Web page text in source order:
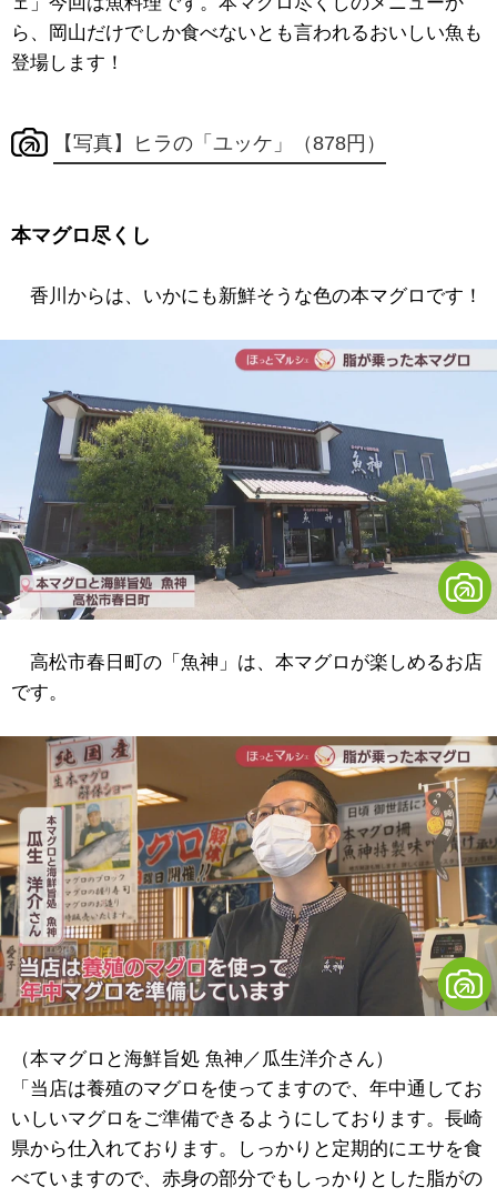
ら、岡山だけでしか食べないとも言われるおいしい魚も
登場します！
【写真】ヒラの「ユッケ」（878円）
本マグロ尽くし
香川からは、いかにも新鮮そうな色の本マグロです！
高松市春日町の「魚神」は、本マグロが楽しめるお店
です。
（本マグロと海鮮旨処 魚神／瓜生洋介さん）
「当店は養殖のマグロを使ってますので、年中通してお
いしいマグロをご準備できるようにしております。長崎
県から仕入れております。しっかりと定期的にエサを食
べていますので、赤身の部分でもしっかりとした脂がの